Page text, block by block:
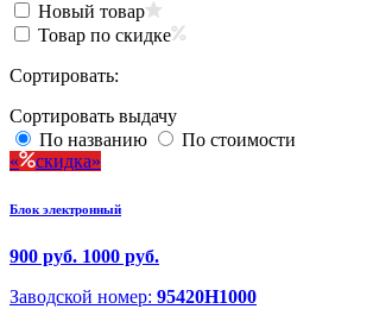
Новый товар
Товар по скидке
Сортировать:
Сортировать выдачу
По названию
По стоимости
скидка
Блок электронный
900 руб. 1000 руб.
Заводской номер: 95420H1000